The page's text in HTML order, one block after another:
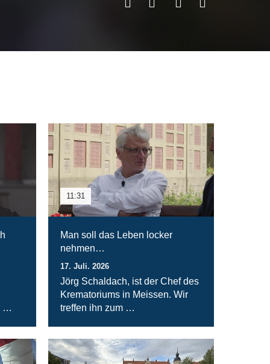
…
11:31
Man soll das Leben locker
nehmen…
17. Juli. 2026
Jörg Schaldach, ist der Chef des
Krematoriums in Meissen. Wir
treffen ihn zum …